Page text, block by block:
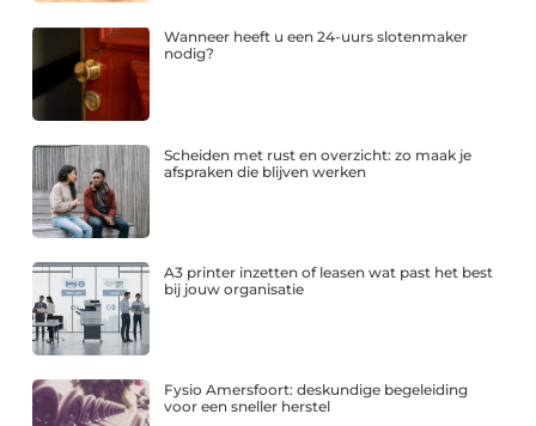
Wanneer heeft u een 24-uurs slotenmaker
nodig?
Scheiden met rust en overzicht: zo maak je
afspraken die blijven werken
A3 printer inzetten of leasen wat past het best
bij jouw organisatie
Fysio Amersfoort: deskundige begeleiding
voor een sneller herstel